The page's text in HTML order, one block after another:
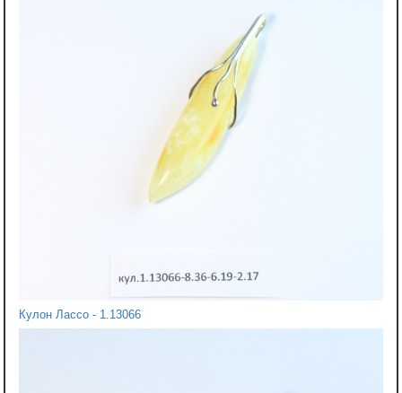
Кулон Лассо - 1.13066